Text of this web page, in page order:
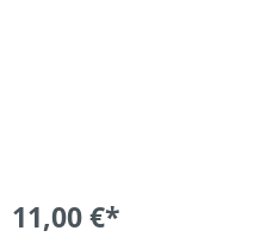
11,00 €*